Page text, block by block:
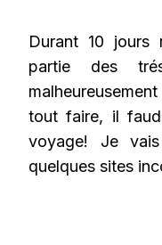
Durant 10 jours
partie des
tout faire, il
voyage! Je
quelques sites